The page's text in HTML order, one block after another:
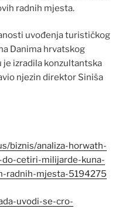
radnih mjesta.
uvođenja turističkog
Danima hrvatskog
je izradila konzultantska
njezin direktor Siniša
biznis/analiza-horwath-
cetiri-milijarde-kuna-
radnih-mjesta-5194275
uvodi-se-cro-